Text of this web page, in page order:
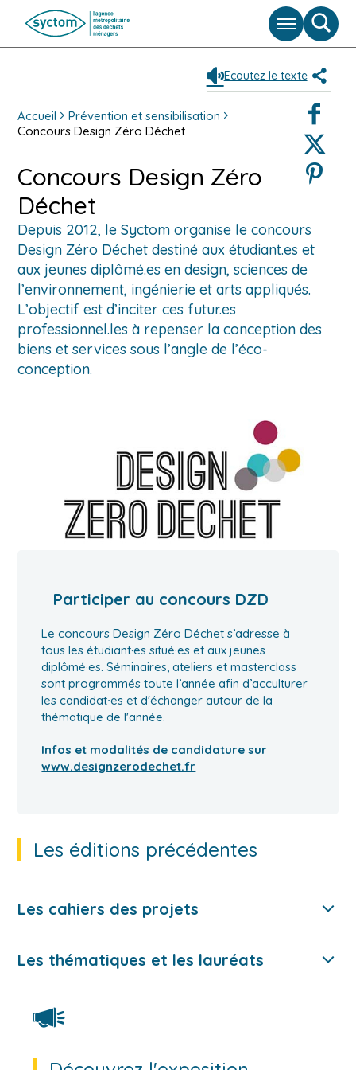
Menu
de
Ecoutez le texte
Twitter
Pinterest
Accueil
Prévention et sensibilisation
Concours Design Zéro Déchet
Concours Design Zéro
Déchet
Depuis 2012, le Syctom organise le concours
Design Zéro Déchet destiné aux étudiant.es et
aux jeunes diplômé.es en design, sciences de
l’environnement, ingénierie et arts appliqués.
L’objectif est d’inciter ces futur.es
professionnel.les à repenser la conception des
biens et services sous l’angle de l’éco-
conception.
Participer au concours DZD
Le concours Design Zéro Déchet s’adresse à
tous les étudiant·es situé·es et aux jeunes
diplômé·es. Séminaires, ateliers et masterclass
sont programmés toute l’année afin d’acculturer
les candidat∙es et d'échanger autour de la
thématique de l'année.
Infos et modalités de candidature sur
www.designzerodechet.fr
Les éditions précédentes
Les cahiers des projets
Cahiers des projets 2025
Les thématiques et les lauréats
2024.